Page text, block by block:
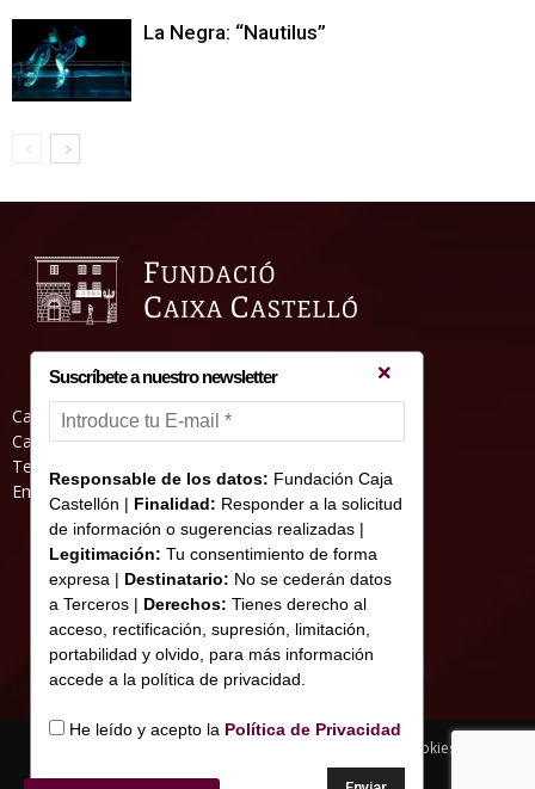
La Negra: “Nautilus”
Casa Abadia, Pl. de la Hierba s/nº, 12001
Castelló de la Plana
Teléfono: 964 23 25 51
Email: informacion@fundacioncajacastellon.es
Uso de cookies
Suscríbete a nuestro newsletter
Responsable de los datos: Fundación Caja
Castellón | Finalidad: Responder a la solicitud
de información o sugerencias realizadas |
Legitimación: Tu consentimiento de forma
expresa | Destinatario: No se cederán datos
a Terceros | Derechos: Tienes derecho al
acceso, rectificación, supresión, limitación,
portabilidad y olvido, para más información
accede a la política de privacidad.
He leído y acepto la Política de Privacidad